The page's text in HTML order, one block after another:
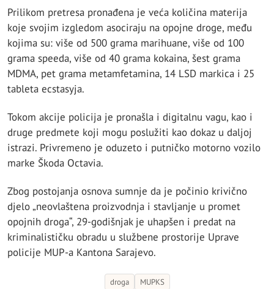
Prilikom pretresa pronađena je veća količina materija
koje svojim izgledom asociraju na opojne droge, među
kojima su: više od 500 grama marihuane, više od 100
grama speeda, više od 40 grama kokaina, šest grama
MDMA, pet grama metamfetamina, 14 LSD markica i 25
tableta ecstasyja.
Tokom akcije policija je pronašla i digitalnu vagu, kao i
druge predmete koji mogu poslužiti kao dokaz u daljoj
istrazi. Privremeno je oduzeto i putničko motorno vozilo
marke Škoda Octavia.
Zbog postojanja osnova sumnje da je počinio krivično
djelo „neovlaštena proizvodnja i stavljanje u promet
opojnih droga“, 29-godišnjak je uhapšen i predat na
kriminalističku obradu u službene prostorije Uprave
policije MUP-a Kantona Sarajevo.
droga MUPKS